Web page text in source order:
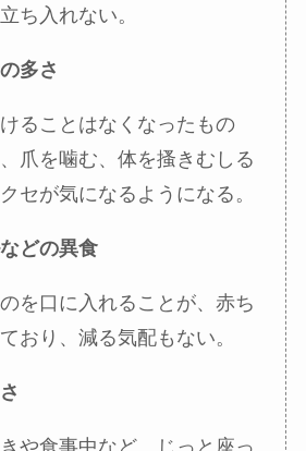
ち入れない。
多さ
ることはなくなったもの
爪を噛む、体を搔きむしる
セが気になるようになる。
どの異食
を口に入れることが、赤ち
おり、減る気配もない。
や食事中など、じっと座っ